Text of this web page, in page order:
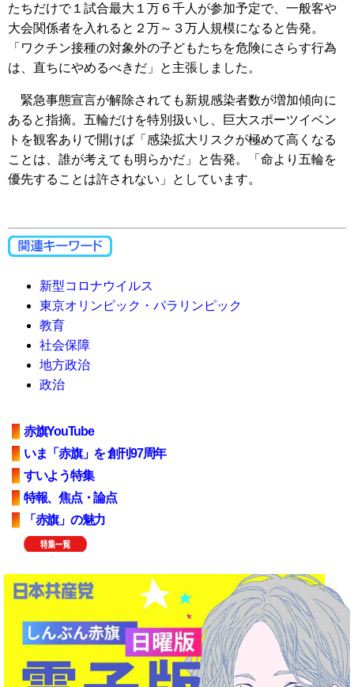
たちだけで１試合最大１万６千人が参加予定で、一般客や
大会関係者を入れると２万～３万人規模になると告発。
「ワクチン接種の対象外の子どもたちを危険にさらす行為
は、直ちにやめるべきだ」と主張しました。
緊急事態宣言が解除されても新規感染者数が増加傾向に
あると指摘。五輪だけを特別扱いし、巨大スポーツイベン
トを観客ありで開けば「感染拡大リスクが極めて高くなる
ことは、誰が考えても明らかだ」と告発。「命より五輪を
優先することは許されない」としています。
新型コロナウイルス
東京オリンピック・パラリンピック
教育
社会保障
地方政治
政治
赤旗YouTube
いま「赤旗」を 創刊97周年
すいよう特集
特報、焦点・論点
「赤旗」の魅力